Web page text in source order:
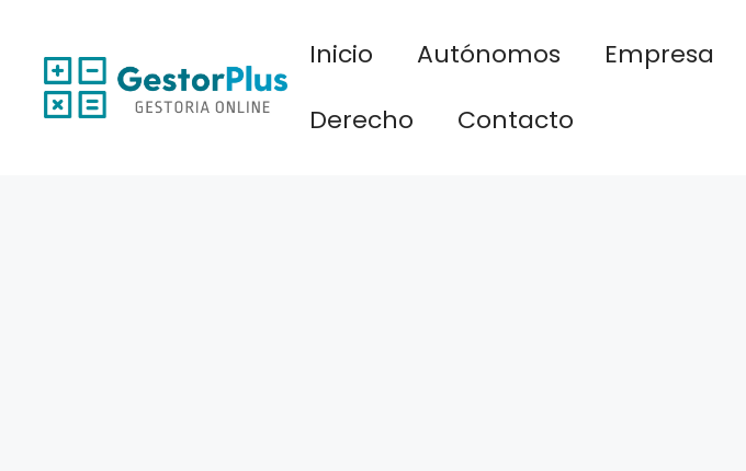
contenido
Inicio Autónomos Empresa
Derecho
Contacto